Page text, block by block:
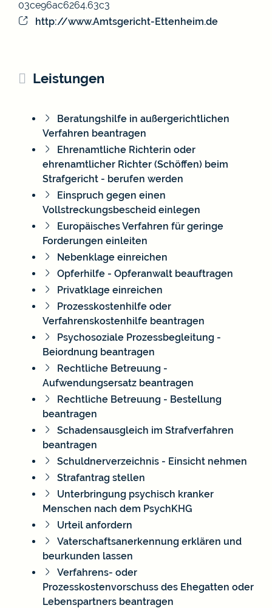
03ce96ac6264.63c3
http://www.Amtsgericht-Ettenheim.de
Leistungen
Beratungshilfe in außergerichtlichen
Verfahren beantragen
Ehrenamtliche Richterin oder
ehrenamtlicher Richter (Schöffen) beim
Strafgericht - berufen werden
Einspruch gegen einen
Vollstreckungsbescheid einlegen
Europäisches Verfahren für geringe
Forderungen einleiten
Nebenklage einreichen
Opferhilfe - Opferanwalt beauftragen
Privatklage einreichen
Prozesskostenhilfe oder
Verfahrenskostenhilfe beantragen
Psychosoziale Prozessbegleitung -
Beiordnung beantragen
Rechtliche Betreuung -
Aufwendungsersatz beantragen
Rechtliche Betreuung - Bestellung
beantragen
Schadensausgleich im Strafverfahren
beantragen
Schuldnerverzeichnis - Einsicht nehmen
Strafantrag stellen
Unterbringung psychisch kranker
Menschen nach dem PsychKHG
Urteil anfordern
Vaterschaftsanerkennung erklären und
beurkunden lassen
Verfahrens- oder
Prozesskostenvorschuss des Ehegatten oder
Lebenspartners beantragen